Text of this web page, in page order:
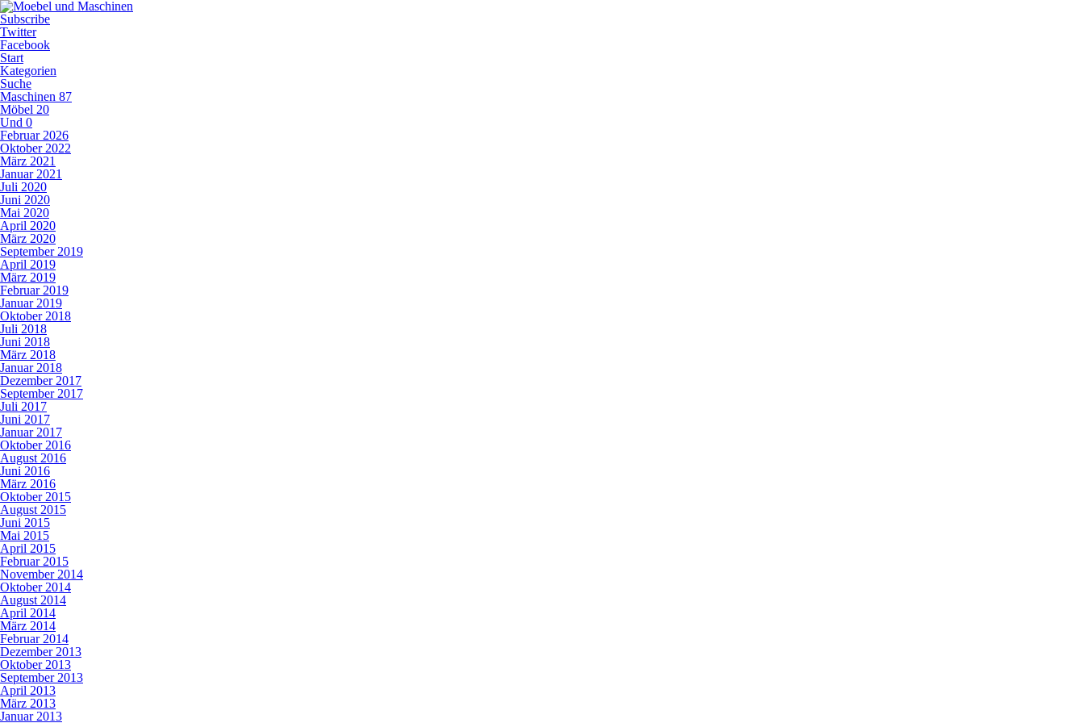
Subscribe
Twitter
Facebook
Start
Kategorien
Suche
Maschinen 87
Möbel 20
Und 0
Februar 2026
Oktober 2022
März 2021
Januar 2021
Juli 2020
Juni 2020
Mai 2020
April 2020
März 2020
September 2019
April 2019
März 2019
Februar 2019
Januar 2019
Oktober 2018
Juli 2018
Juni 2018
März 2018
Januar 2018
Dezember 2017
September 2017
Juli 2017
Juni 2017
Januar 2017
Oktober 2016
August 2016
Juni 2016
März 2016
Oktober 2015
August 2015
Juni 2015
Mai 2015
April 2015
Februar 2015
November 2014
Oktober 2014
August 2014
April 2014
März 2014
Februar 2014
Dezember 2013
Oktober 2013
September 2013
April 2013
März 2013
Januar 2013